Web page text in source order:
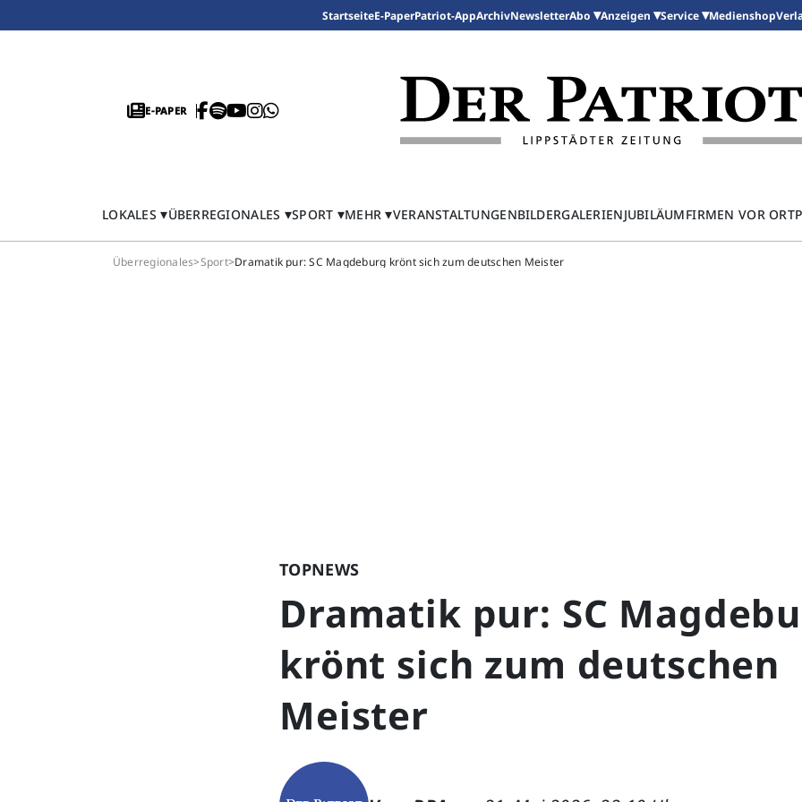
StartseiteE-PaperPatriot-AppArchivNewsletterAbo Anzeigen Service Medienshop
E-PAPER
LOKALES ÜBERREGIONALES SPORT MEHR VERANSTALTUNGENBILDERGALERIENJUBILÄUMFIRMEN VOR ORT
Überregionales>Sport>Dramatik pur: SC Magdeburg krönt sich zum deutschen Meister
TOPNEWS
Dramatik pur: SC
krönt sich zum deutschen
Meister